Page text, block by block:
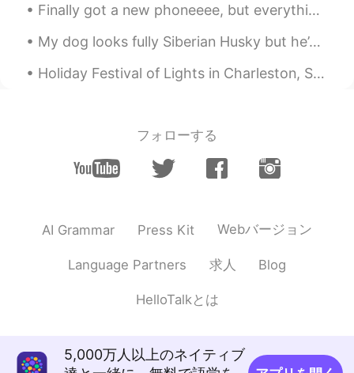
올리비아님 좋은 글 감사합니다. '글 꽤 기네.
하지만 읽고나서 버릴 곳이 단 한 곳도 없다!'
한 아이의 엄마로 어찌 이리 똑똑하고 생각
이 바른 인격체를 길러냈는지 부모님이 존경
스러워요.❤ 올리비아님 시각과 제 시각은
느낀점에 대해 올려볼께요.💕
Suave Kim 2019.05.06 22:56
(시간표에 쫒기고 진상손님 대하고..)을 해소
니다, 기사님'이라는 음성이 나오게 시범적
으로 시행한 곳이 있다고 들었어요. 음성은
기계음이 아니라 일반 시민, 학생, 외국인이
실제 녹음 참여했다고 들었어요( 네, 어쩜 우
라고 생각할 때가 많은 것같아요)
Finally got a new phoneeee, but everything got deleted 😫 please message me again 😊 Here's some ...
My dog looks fully Siberian Husky but he’s actually a Northern Inuit. The breed they use in Game ...
Holiday Festival of Lights in Charleston, South Carolina. Three mile driving tour with over two m...
フォローする
AI Grammar Press Kit Webバージョン
Language Partners 求人 Blog
HelloTalkとは
5,000万人以上のネイティブ